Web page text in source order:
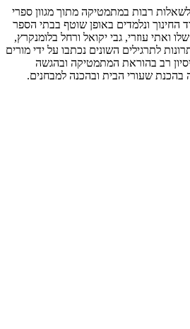
רבות במתמטיקה מתוך מגוון ספרי
החינוך ונלמדים באופן שוטף בבתי הספר
שלו ואתי עוזרי, גבי יקואל ורחל בלומנקרץ,
לתרגילים השונים נכתבו על ידי מורים
רב בהוראת המתמטיקה ובהגשה
בהכנת שעורי הבית ובהכנה למבחנים.